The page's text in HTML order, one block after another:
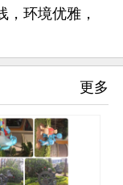
，环境优雅，
更多